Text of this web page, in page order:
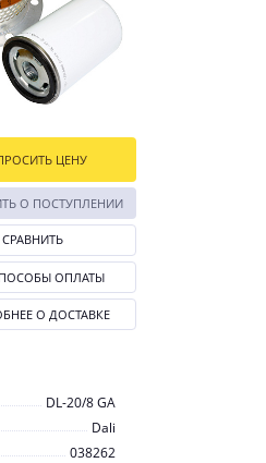
DL-20/8 GA
Dali
038262
ЦЕНУ
О ПОСТУПЛЕНИИ
СРАВНИТЬ
ОПЛАТЫ
О ДОСТАВКЕ